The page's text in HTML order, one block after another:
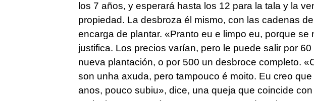
los 7 años, y esperará hasta los 12 para la tala y la
propiedad. La desbroza él mismo, con las cadenas
encarga de plantar. «Pranto eu e limpo eu, porque se
justifica. Los precios varían, pero le puede salir por
nueva plantación, o por 500 un desbroce completo. «
son unha axuda, pero tampouco é moito. Eu creo
anos, pouco subiu», dice, una queja que coincide